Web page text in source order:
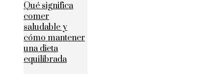
Qué significa
comer
saludable y
cómo mantener
una dieta
equilibrada